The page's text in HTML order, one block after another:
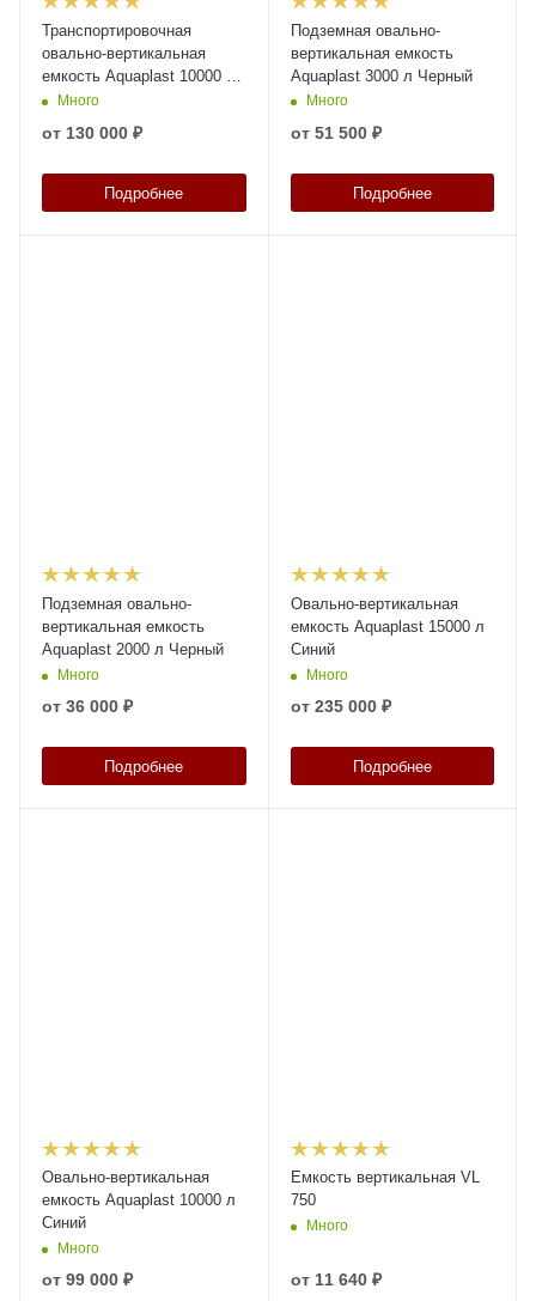
Транспортировочная
овально-вертикальная
емкость Aquaplast 10000 л
Синий
Много
от 130 000 ₽
Подробнее
Подземная овально-
вертикальная емкость
Aquaplast 3000 л Черный
Много
от 51 500 ₽
Подробнее
Подземная овально-
вертикальная емкость
Aquaplast 2000 л Черный
Много
от 36 000 ₽
Подробнее
Овально-вертикальная
емкость Aquaplast 15000 л
Синий
Много
от 235 000 ₽
Подробнее
Овально-вертикальная
емкость Aquaplast 10000 л
Синий
Много
от 99 000 ₽
Емкость вертикальная VL
750
Много
от 11 640 ₽